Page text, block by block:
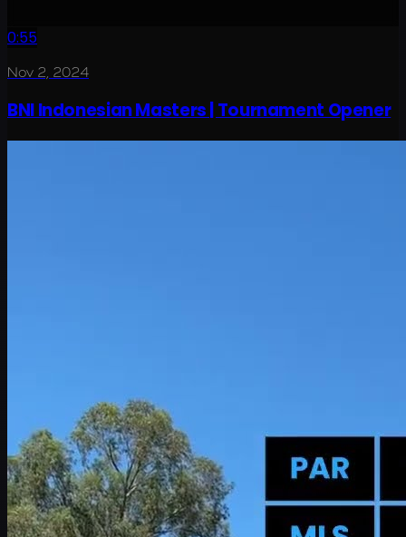
0:55
Nov 2, 2024
BNI Indonesian Masters | Tournament Opener